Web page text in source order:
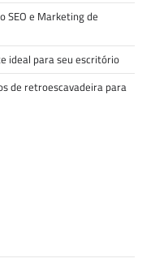
SEO e Marketing de
ideal para seu escritório
de retroescavadeira para